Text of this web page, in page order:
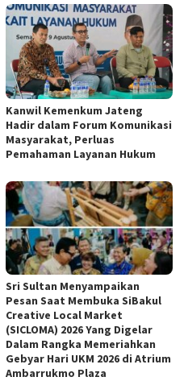
Kanwil Kemenkum Jateng
Hadir dalam Forum Komunikasi
Masyarakat, Perluas
Pemahaman Layanan Hukum
Sri Sultan Menyampaikan
Pesan Saat Membuka SiBakul
Creative Local Market
(SICLOMA) 2026 Yang Digelar
Dalam Rangka Memeriahkan
Gebyar Hari UKM 2026 di Atrium
Ambarrukmo Plaza